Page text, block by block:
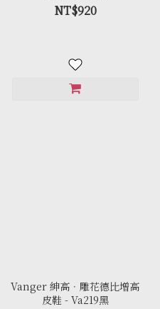
NT$920
Vanger 紳高．雕花德比增高
皮鞋 - Va219黑